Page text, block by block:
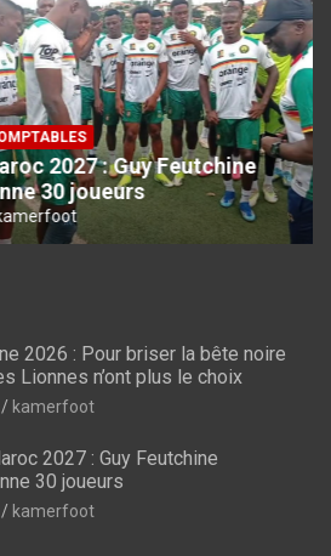
: Guy Feutchine
joueurs
2026 : Pour briser la bête noire
Lionnes n’ont plus le choix
kamerfoot
2027 : Guy Feutchine
30 joueurs
kamerfoot